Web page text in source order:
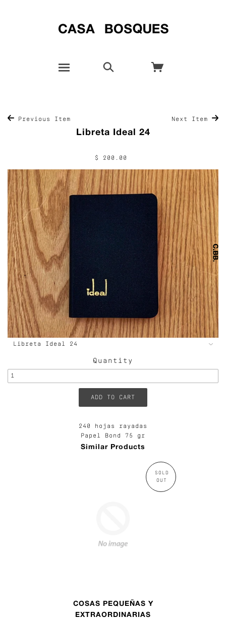
Previous Item Next Item
Libreta Ideal 24
$ 200.00
Quantity
240 hojas rayadas
Papel Bond 75 gr
Similar Products
SOLD
OUT
COSAS PEQUEÑAS Y
EXTRAORDINARIAS